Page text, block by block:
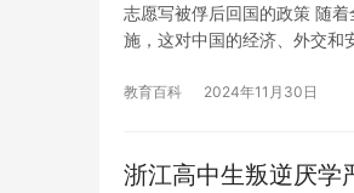
志愿写被俘后回国的政策 随
施，这对中国的经济、外交
教育百科 2024年11月30日
浙江高中生叛逆厌学